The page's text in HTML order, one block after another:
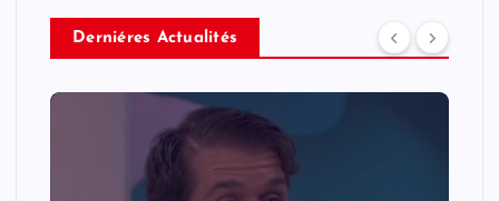
Derniéres Actualités